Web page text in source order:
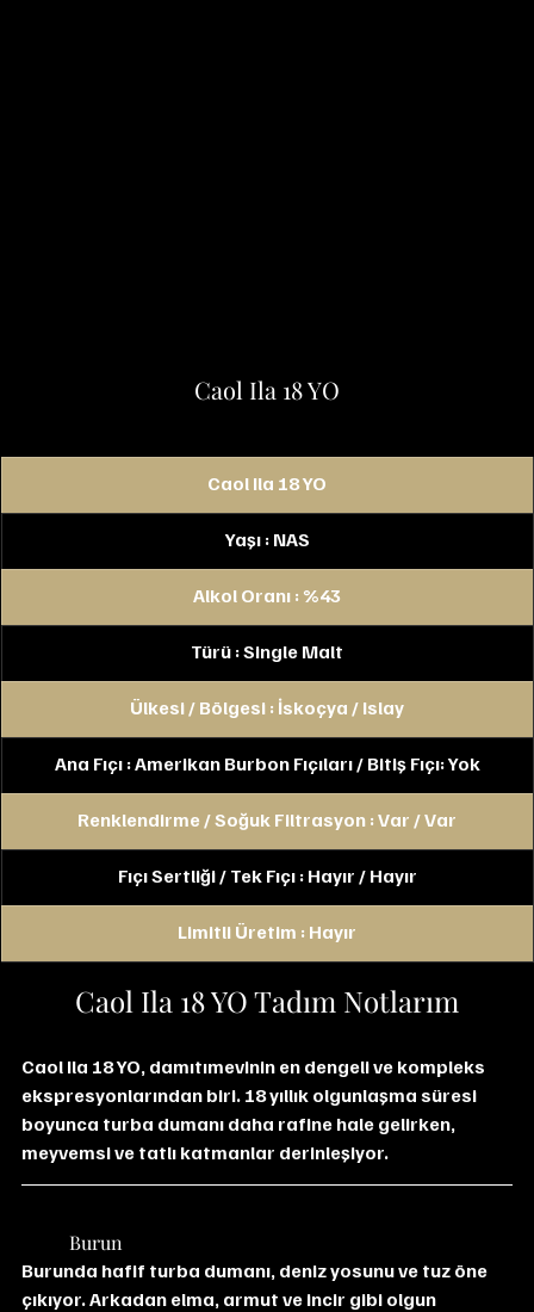
Caol Ila 18 YO
Caol Ila 18 YO
Yaşı : NAS
Alkol Oranı : %43
Türü : Single Malt
Ülkesi / Bölgesi : İskoçya / Islay
Ana Fıçı : Amerikan Burbon Fıçıları / Bitiş Fıçı: Yok
Renklendirme / Soğuk Filtrasyon : Var / Var
Fıçı Sertliği / Tek Fıçı : Hayır / Hayır
Limitli Üretim : Hayır
Caol Ila 18 YO Tadım Notlarım
Caol Ila 18 YO, damıtımevinin en dengeli ve kompleks
ekspresyonlarından biri. 18 yıllık olgunlaşma süresi
boyunca turba dumanı daha rafine hale gelirken,
meyvemsi ve tatlı katmanlar derinleşiyor.
	Burun
Burunda hafif turba dumanı, deniz yosunu ve tuz öne
çıkıyor. Arkadan elma, armut ve incir gibi olgun